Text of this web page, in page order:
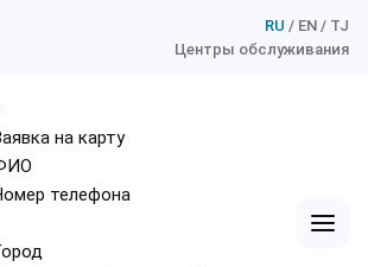
Центры обслуживания
RU EN TJ
на карту
телефона